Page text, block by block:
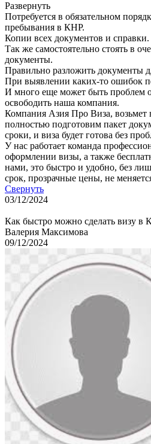
Развернуть
Потребуется в обязательном
пребывания в КНР.
Копии всех документов и справки.
Так же самостоятельно стоять в
документы.
Правильно разложить документы
При выявлении каких-то ошибок
И много еще может быть проблем
освободить наша компания.
Компания Азия Про Виза, возьмет
полностью подготовим пакет
сроки, и виза будет готова без
У нас работает команда
оформлении визы, а также
нами, это быстро и удобно, без
срок, прозрачные цены, не
Свернуть
03/12/2024
Как быстро можно сделать визу в
Валерия Максимова
09/12/2024